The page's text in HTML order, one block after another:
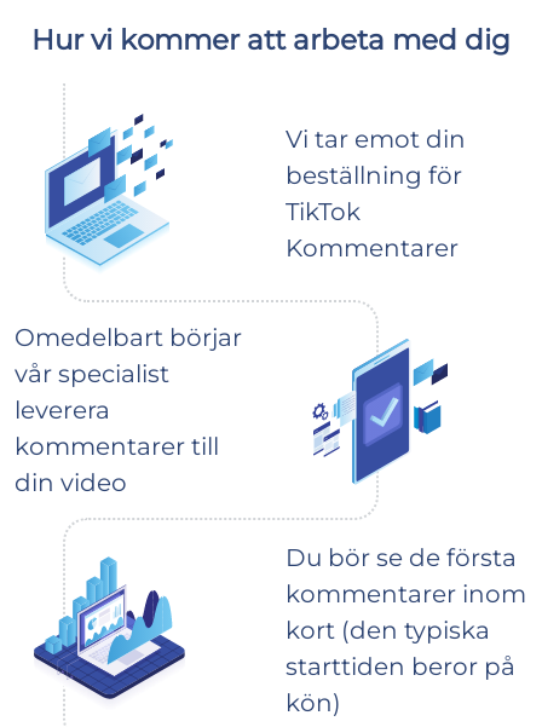
Hur vi kommer att arbeta med dig
Vi tar emot din
beställning för
TikTok
Kommentarer
Omedelbart börjar
vår specialist
leverera
kommentarer till
din video
Du bör se de första
kommentarer inom
kort (den typiska
starttiden beror på
kön)